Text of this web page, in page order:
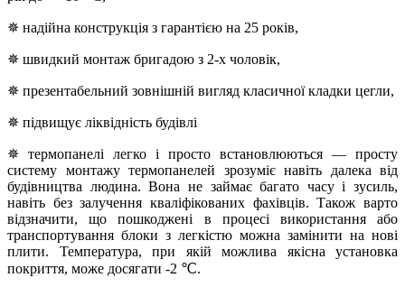
✵ надійна конструкція з гарантією на 25 років,
✵ швидкий монтаж бригадою з 2-х чоловік,
✵ презентабельний зовнішній вигляд класичної кладки цегли,
✵ підвищує ліквідність будівлі
✵ термопанелі легко і просто встановлюються — просту
систему монтажу термопанелей зрозуміє навіть далека від
будівництва людина. Вона не займає багато часу і зусиль,
навіть без залучення кваліфікованих фахівців. Також варто
відзначити, що пошкоджені в процесі використання або
транспортування блоки з легкістю можна замінити на нові
плити. Температура, при якій можлива якісна установка
покриття, може досягати -2 ℃.